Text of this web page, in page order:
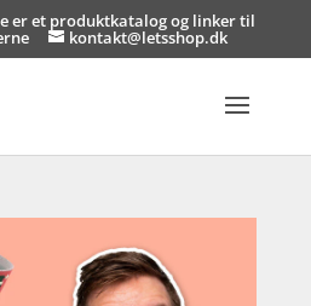
er et produktkatalog og linker til
kontakt@letsshop.dk